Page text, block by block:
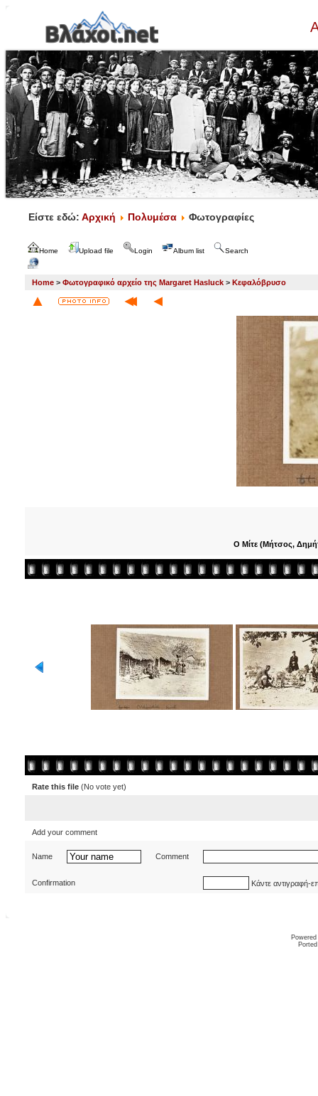
Είστε εδώ: Αρχική Πολυμέσα Φωτογραφίες
Home Upload file Login Album list Search
Home > Φωτογραφικό αρχείο της Margaret Hasluck > Κεφαλόβρυσο
Ο Μίτε (Μήτσος,
Rate this file (No vote yet)
Add your comment
Name Comment
Confirmation Κάντε αντιγραφή-